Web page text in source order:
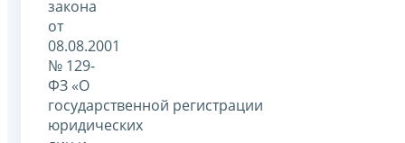
закона
от
08.08.2001
№ 129-
ФЗ «О
государственной регистрации
юридических